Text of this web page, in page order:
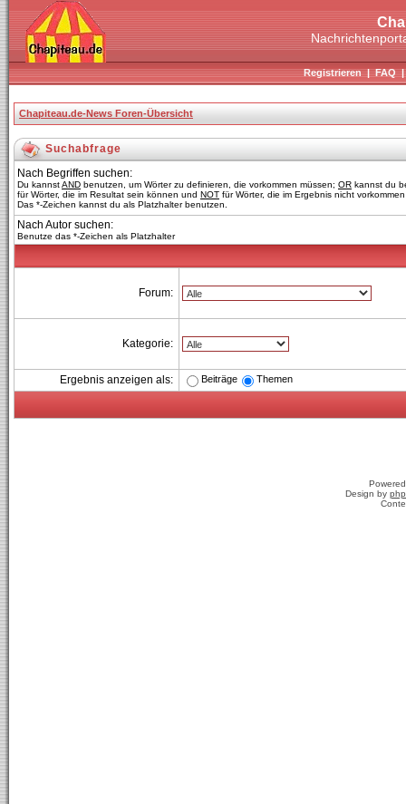
Registrieren|FAQ
Chapiteau.de-News Foren-Übersicht
Suchabfrage
Nach Begriffen suchen:
Du kannstAND benutzen, um Wörter zu definieren, die vorkommen müssen; OR kannst du
für Wörter, die im Resultat sein können und NOT für Wörter, die im Ergebnis nicht
Das *-Zeichen kannst du als Platzhalter benutzen.
Nach Autor suchen:
Benutze das *-Zeichen als Platzhalter
Forum:
Kategorie:
Ergebnis anzeigen als: Beiträge Themen
Design by